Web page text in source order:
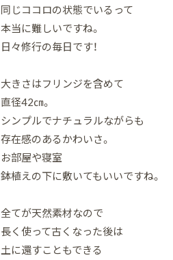
同じココロの状態でいるって
本当に難しいですね。
日々修行の毎日です！
大きさはフリンジを含めて
直径42㎝。
シンプルでナチュラルながらも
存在感のあるかわいさ。
お部屋や寝室
鉢植えの下に敷いてもいいですね。
全てが天然素材なので
長く使って古くなった後は
土に還すこともできる